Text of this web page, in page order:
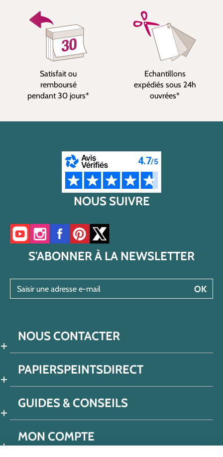
Satisfait ou
remboursé
pendant 30 jours*
Echantillons
expédiés sous 24h
ouvrées*
NOUS SUIVRE
Accéder à notre chaîne YouTube
Accéder à notre compte Instagram
Accéder à notre page Facebook
Accéder à notre compte Pinterest
Accéder à notre compte Twitter/X
S'ABONNER À LA NEWSLETTER
OK
NOUS CONTACTER
PAPIERSPEINTSDIRECT
GUIDES & CONSEILS
MON COMPTE